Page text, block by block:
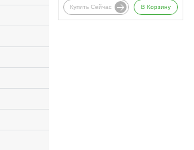
Купить Сейчас В Корзину